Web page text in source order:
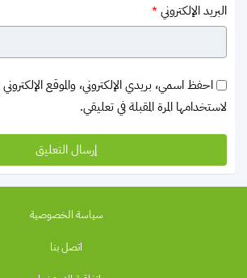
البريد الإلكتروني *
احفظ اسمي، بريدي الإلكتروني، والموقع
لاستخدامها المرة المقبلة في تعليقي.
سياسة الخصوصية
اتصل بنا